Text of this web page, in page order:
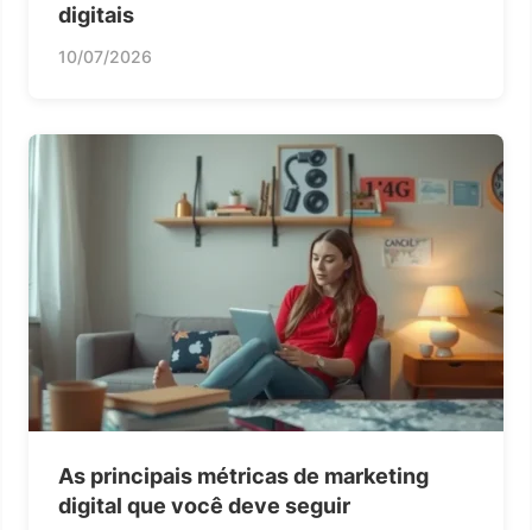
digitais
10/07/2026
As principais métricas de marketing
digital que você deve seguir